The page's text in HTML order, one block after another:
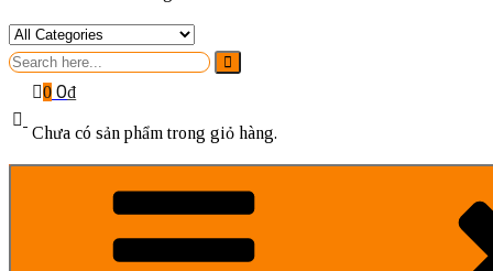
Search
0 0₫
Chưa có sản phẩm trong giỏ hàng.